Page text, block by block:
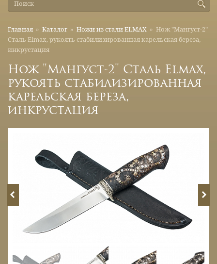
Главная » Каталог » Ножи из стали ELMAX » Нож "Мангуст-2"
Сталь Elmax, рукоять стабилизированная карельская береза,
инкрустация
Нож "Мангуст-2" Сталь Elmax,
рукоять стабилизированная
карельская береза,
инкрустация